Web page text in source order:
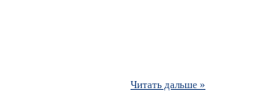
Читать дальше »